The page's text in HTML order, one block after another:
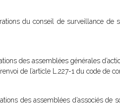
du conseil de surveillance de
des assemblées générales
de l’article L.227-1 du code de
des assemblées d’associés de